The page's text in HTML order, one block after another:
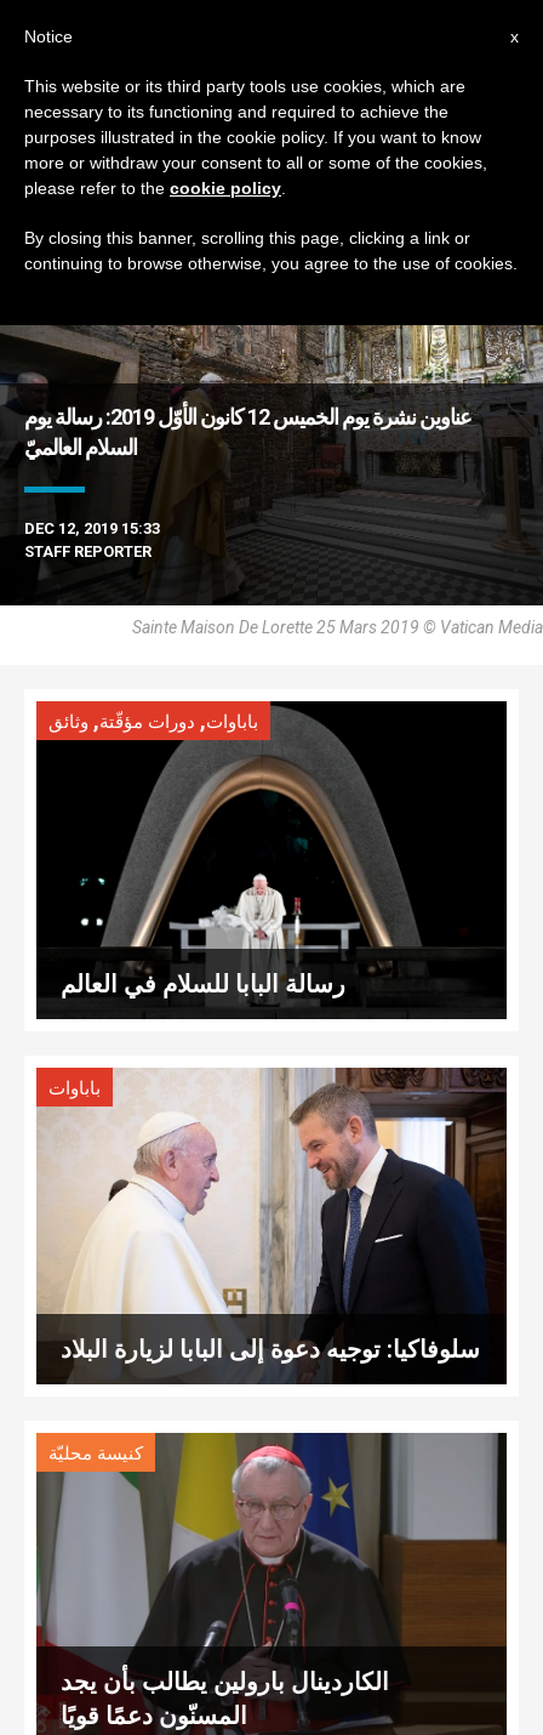
DAY
December 12th, 2019
DERNIÈRES NOUVELLES
عناوين نشرة يوم الخميس 12 كانون الأوّل 2019: رسالة يوم
السلام العالميّ
DEC 12, 2019 15:33
STAFF REPORTER
Sainte Maison De Lorette 25 Mars 2019 © Vatican Media
باباوات, دورات مؤقّتة, وثائق
رسالة البابا للسلام في العالم
باباوات
سلوفاكيا: توجيه دعوة إلى البابا لزيارة البلاد
كنيسة محليّة
الكاردينال بارولين يطالب بأن يجد
المسنّون دعمًا قويًا
x
Notice
This website or its third party tools use cookies, which are
necessary to its functioning and required to achieve the
purposes illustrated in the cookie policy. If you want to know
more or withdraw your consent to all or some of the cookies,
please refer to the cookie policy
By closing this banner, scrolling this page, clicking a link or
continuing to browse otherwise, you agree to the use of cookies.